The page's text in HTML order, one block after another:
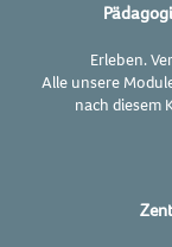
Erleben.
Alle unsere
nach diesem